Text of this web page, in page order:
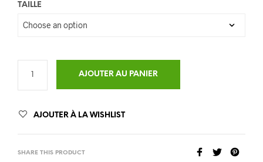
TAILLE
AJOUTER AU PANIER
AJOUTER À LA WISHLIST
SHARE THIS PRODUCT